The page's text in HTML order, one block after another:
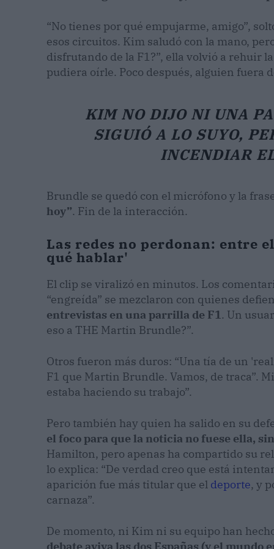
“No tienes por qué empujarme, amigo”,
esos circuitos. Kim saludó con la mano,
disfrutando de la F1?”, ella volvió a rehuir
pudiera oírle. Poco después, alguien fuera
KIM NO DIJO NI UNA
SIGUIÓ A LO SUYO,
INCENDIAR
Brundle se quedó con el micrófono y la
hoy”. Fin de la interacción.
Las redes no perdonan: entre
qué hablar'
El clip se viralizó en minutos. Los
“engreída” se mezclaron con quienes
entrevistas en una parrilla de F1. Un
eso a THE Martin Brundle?”.
Otros fueron más duros: “Una tía de un
F1 que Martin Brundle. Vamos, de traca”.
estaba haciendo su trabajo”.
Pero también hay quien ha salido en su
el foco para que la noticia no fuese ella,
Hamilton, pero apenas ha compartido su
lo explica: “De verdad creo que está
aparición fue más titular que el deporte, y
carnaza”.
De momento, ni Kim ni su equipo han